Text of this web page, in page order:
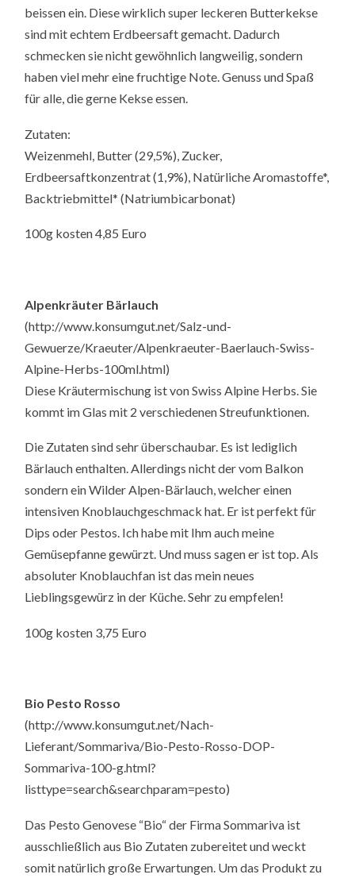
beissen ein. Diese wirklich super leckeren Butterkekse
sind mit echtem Erdbeersaft gemacht. Dadurch
schmecken sie nicht gewöhnlich langweilig, sondern
haben viel mehr eine fruchtige Note. Genuss und Spaß
für alle, die gerne Kekse essen.
Zutaten:
Weizenmehl, Butter (29,5%), Zucker,
Erdbeersaftkonzentrat (1,9%), Natürliche Aromastoffe*,
Backtriebmittel* (Natriumbicarbonat)
100g kosten 4,85 Euro
Alpenkräuter Bärlauch
(http://www.konsumgut.net/Salz-und-
Gewuerze/Kraeuter/Alpenkraeuter-Baerlauch-Swiss-
Alpine-Herbs-100ml.html)
Diese Kräutermischung ist von Swiss Alpine Herbs. Sie
kommt im Glas mit 2 verschiedenen Streufunktionen.
Die Zutaten sind sehr überschaubar. Es ist lediglich
Bärlauch enthalten. Allerdings nicht der vom Balkon
sondern ein Wilder Alpen-Bärlauch, welcher einen
intensiven Knoblauchgeschmack hat. Er ist perfekt für
Dips oder Pestos. Ich habe mit Ihm auch meine
Gemüsepfanne gewürzt. Und muss sagen er ist top. Als
absoluter Knoblauchfan ist das mein neues
Lieblingsgewürz in der Küche. Sehr zu empfelen!
100g kosten 3,75 Euro
Bio Pesto Rosso
(http://www.konsumgut.net/Nach-
Lieferant/Sommariva/Bio-Pesto-Rosso-DOP-
Sommariva-100-g.html?
listtype=search&searchparam=pesto)
Das Pesto Genovese “Bio“ der Firma Sommariva ist
ausschließlich aus Bio Zutaten zubereitet und weckt
somit natürlich große Erwartungen. Um das Produkt zu